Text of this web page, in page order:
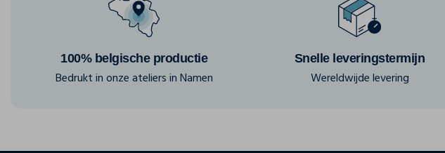
100% belgische productie
Bedrukt in onze ateliers in Namen
Snelle leveringstermijn
Wereldwijde levering